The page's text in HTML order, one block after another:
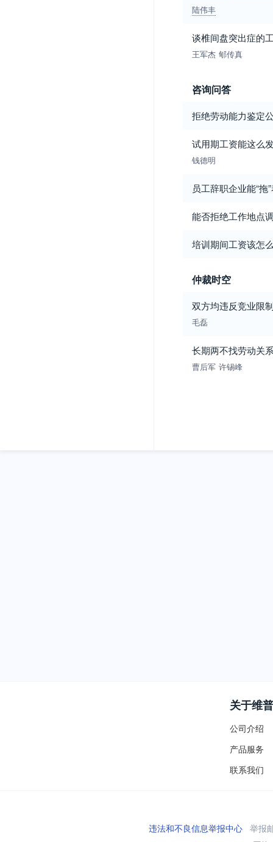
陆伟丰
谈椎间盘突出症的
王军杰 郇传真
咨询问答
拒绝劳动能力鉴定
试用期工资能这么
钱德明
员工辞职企业能“拖
能否拒绝工作地点
培训期间工资该怎
仲裁时空
双方均违反竞业限
毛磊
长期两不找劳动关
曹后军 许锡峰
关于维普
公司介绍
产品服务
联系我们
违法和不良信息举报中心举报